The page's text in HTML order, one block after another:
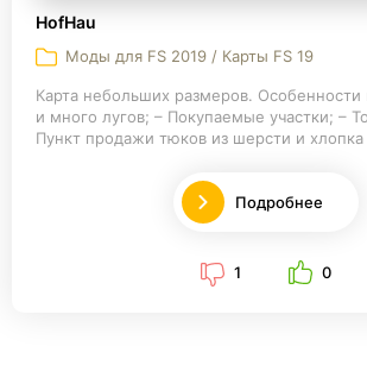
HofHau
Моды для FS 2019 / Карты FS 19
Карта небольших размеров. Особенности
и много лугов; – Покупаемые участки; –
Пункт продажи тюков из шерсти и хлопка
Подробнее
1 0